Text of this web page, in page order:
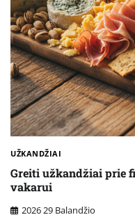
UŽKANDŽIAI
Greiti užkandžiai prie
vakarui
2026 29 Balandžio